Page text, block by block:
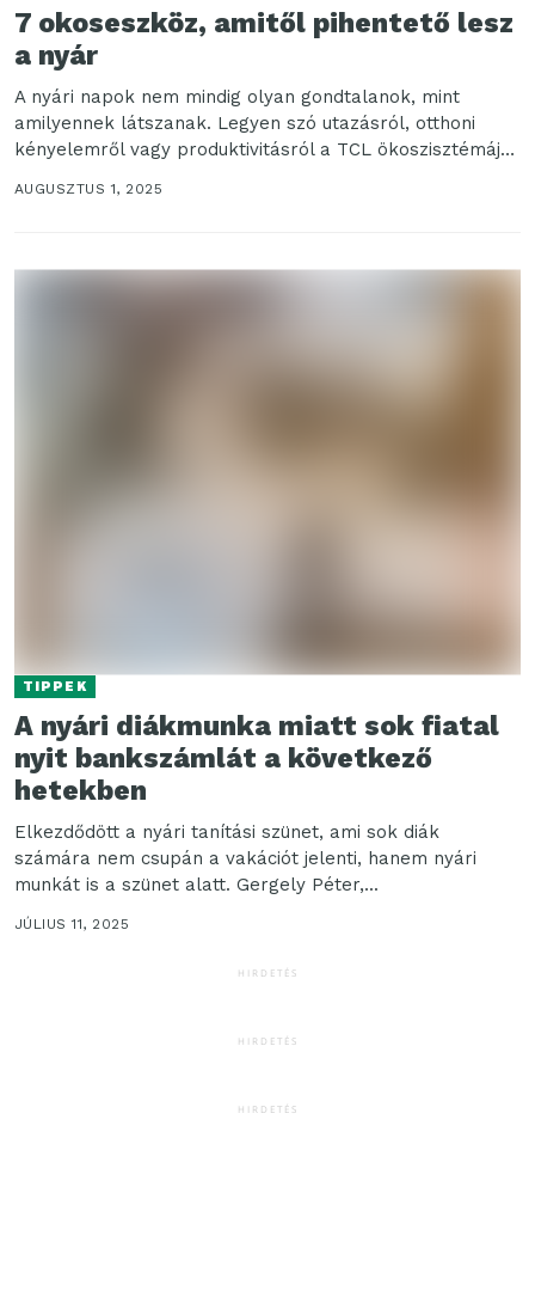
7 okoseszköz, amitől pihentető lesz
a nyár
A nyári napok nem mindig olyan gondtalanok, mint
amilyennek látszanak. Legyen szó utazásról, otthoni
kényelemről vagy produktivitásról a TCL ökoszisztémája
AUGUSZTUS 1, 2025
TIPPEK
A nyári diákmunka miatt sok fiatal
nyit bankszámlát a következő
hetekben
Elkezdődött a nyári tanítási szünet, ami sok diák
számára nem csupán a vakációt jelenti, hanem nyári
munkát is a szünet alatt. Gergely Péter,...
JÚLIUS 11, 2025
HIRDETÉS
HIRDETÉS
HIRDETÉS